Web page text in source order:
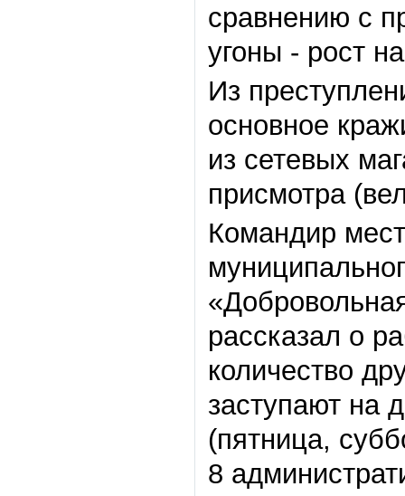
сравнению с
угоны - рост
Из
основное
из сетевых
присмотра
Командир
рассказал о
количество
заступают на
(пятница,
8